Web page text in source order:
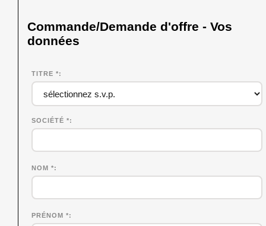
Commande/Demande d'offre - Vos
données
TITRE *
SOCIÉTÉ *
NOM *
PRÉNOM *